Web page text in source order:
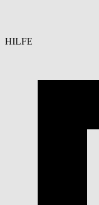
HILFE